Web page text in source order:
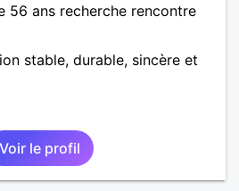
56 ans recherche rencontre
stable, durable, sincère et
Voir le profil